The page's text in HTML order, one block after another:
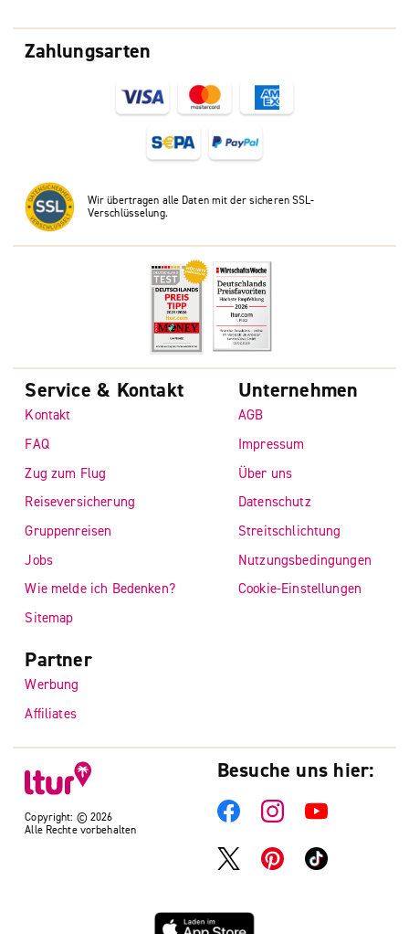
Zahlungsarten
Wir übertragen alle Daten mit der sicheren SSL-
Verschlüsselung.
Copyright: © 2026
Alle Rechte vorbehalten
Service & Kontakt
Kontakt
FAQ
Zug zum Flug
Reiseversicherung
Gruppenreisen
Jobs
Wie melde ich Bedenken?
Sitemap
Unternehmen
AGB
Impressum
Über uns
Datenschutz
Streitschlichtung
Nutzungsbedingungen
Cookie-Einstellungen
Partner
Werbung
Affiliates
Besuche uns hier: